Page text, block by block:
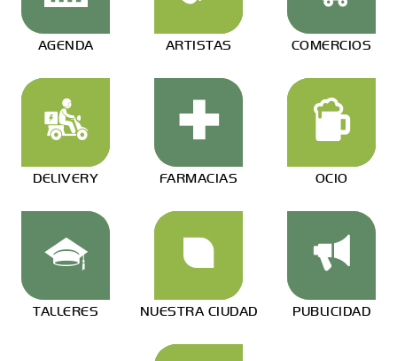
AGENDA ARTISTAS COMERCIOS
DELIVERY FARMACIAS OCIO
TALLERES NUESTRA CIUDAD PUBLICIDAD